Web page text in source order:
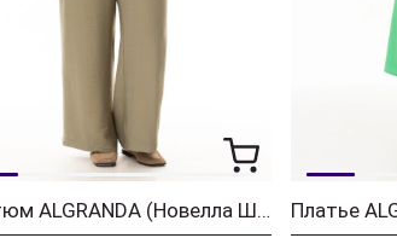
Костюм ALGRANDA (Новелла Шарм) 4143-4